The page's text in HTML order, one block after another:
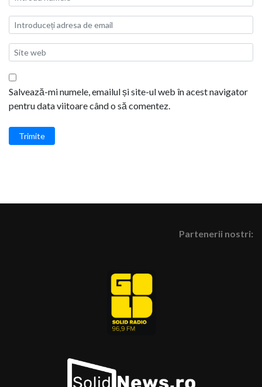
Salvează-mi numele, emailul și site-ul web în acest navigator
pentru data viitoare când o să comentez.
Trimite
Partenerii nostri: